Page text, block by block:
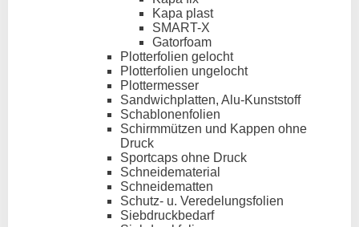
Kapa plast
SMART-X
Gatorfoam
Plotterfolien gelocht
Plotterfolien ungelocht
Plottermesser
Sandwichplatten, Alu-Kunststoff
Schablonenfolien
Schirmmützen und Kappen ohne
Druck
Sportcaps ohne Druck
Schneidematerial
Schneidematten
Schutz- u. Veredelungsfolien
Siebdruckbedarf